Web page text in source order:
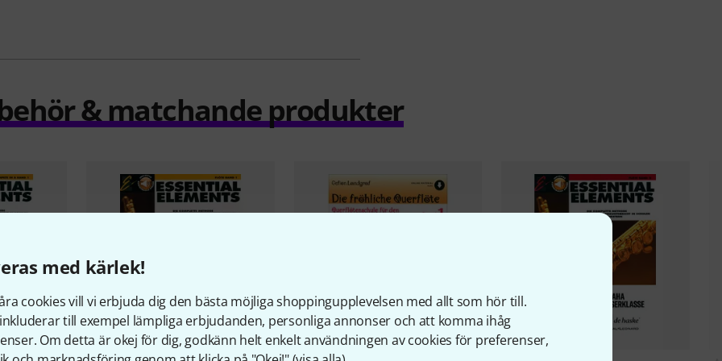
med kärlek!
cookies vill vi erbjuda dig den bästa möjliga shoppingupplevelsen med allt som hör till.
till exempel lämpliga erbjudanden, personliga annonser och att komma ihåg
Om detta är okej för dig, godkänn helt enkelt användningen av cookies för preferenser,
& matchande produkter